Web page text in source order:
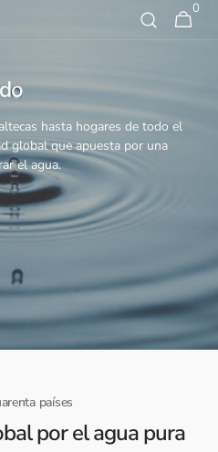
Carrito
0
0
artículos
hasta hogares de todo el
global que apuesta por una
el agua.
países
por el agua pura